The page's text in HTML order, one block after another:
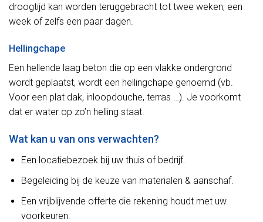
droogtijd kan worden teruggebracht tot twee weken, een
week of zelfs een paar dagen.
Hellingchape
Een hellende laag beton die op een vlakke ondergrond
wordt geplaatst, wordt een hellingchape genoemd (vb.
Voor een plat dak, inloopdouche, terras …). Je voorkomt
dat er water op zo’n helling staat.
Wat kan u van ons verwachten?
Een locatiebezoek bij uw thuis of bedrijf.
Begeleiding bij de keuze van materialen & aanschaf.
Een vrijblijvende offerte die rekening houdt met uw
voorkeuren.